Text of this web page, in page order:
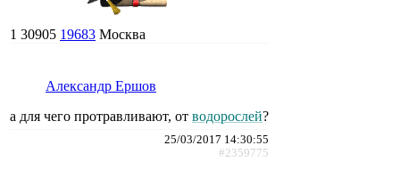
1 30905 19683 Москва
Александр Ершов
а для чего протравливают, от водорослей?
25/03/2017 14:30:55
#2359775